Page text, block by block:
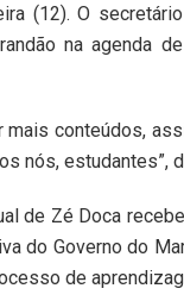
(12). O
na agenda
conteúdos,
nós, estudantes”,
de Zé Doca
do Governo do
de